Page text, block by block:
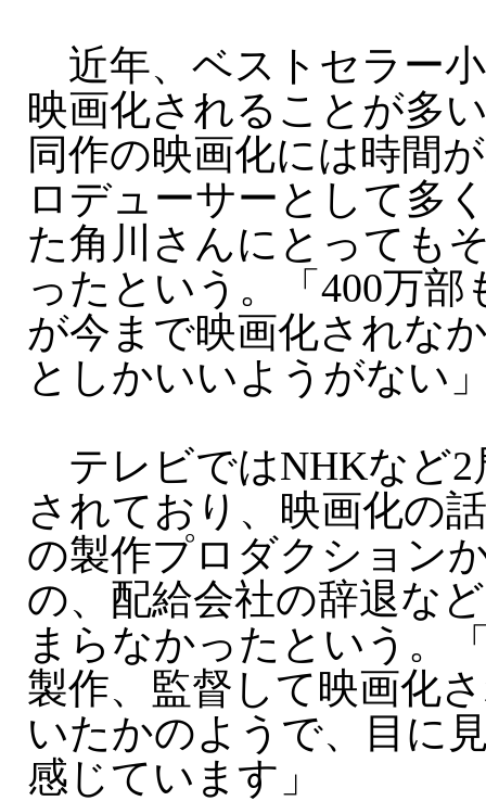
近年、ベストセラー
映画化されることが多
同作の映画化には時間
ロデューサーとして多
た角川さんにとっても
ったという。「400万部
が今まで映画化されな
としかいいようがない
テレビではNHKなど2
されており、映画化の
の製作プロダクション
の、配給会社の辞退な
まらなかったという。
製作、監督して映画化
いたかのようで、目に
感じています」